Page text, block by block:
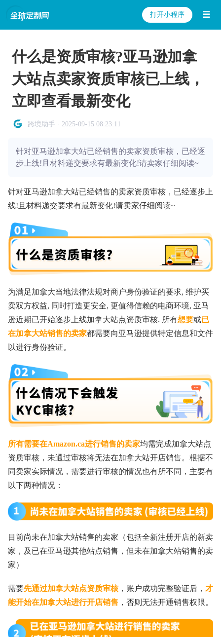
打开小程序 ☰
什么是资质审核?亚马逊加拿
大站点卖家资质审核已上线，
立即查看最新变化
跨境助手 · 2025-09-15 08:23:11
针对亚马逊加拿大站已经销售的卖家资质审核，已经逐
步上线!且材料递交要求有最新变化!请卖家仔细阅读~
针对亚马逊加拿大站已经销售的卖家资质审核，已经逐步上
线!且材料递交要求有最新变化!请卖家仔细阅读~
为满足加拿大当地法律法规对商户身份验证的要求, 维护买
卖双方权益, 同时打造更安全, 更值得信赖的电商环境, 亚马
逊近期已开始逐步上线加拿大站点资质审核. 所有想要或已
在加拿大站销售的卖家都需要向亚马逊提供特定信息和文件
以进行身份验证。
所有需要在Amazon.ca进行销售的卖家均需完成加拿大站点
资质审核，未通过审核将无法在加拿大站开店销售。根据不
同卖家实际情况，需要进行审核的情况也有所不同，主要有
以下两种情况：
目前尚未在加拿大站销售的卖家（包括全新注册开店的新卖
家，及已在亚马逊其他站点销售，但未在加拿大站销售的卖
家）
需要先通过加拿大站点资质审核，账户成功完整验证后， 才
能开始在加拿大站进行开店销售 ，否则无法开通销售权限。